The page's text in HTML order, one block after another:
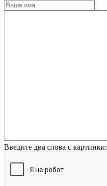
Введите два слова с картинки: